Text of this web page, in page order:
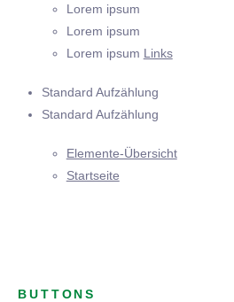
Lorem ipsum
Lorem ipsum
Lorem ipsum Links
Standard Aufzählung
Standard Aufzählung
Elemente-Übersicht
Startseite
BUTTONS